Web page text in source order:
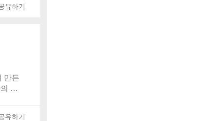
유하기
만든
발
유하기